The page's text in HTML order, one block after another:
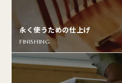
永く使うための仕上げ
FINISHING